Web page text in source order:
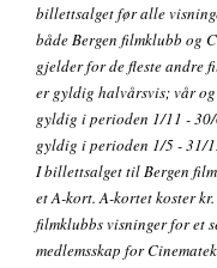
billettsalget før alle
både Bergen filmklubb og
gjelder for de fleste andre
er gyldig halvårsvis; vår
gyldig i perioden 1/11 -
gyldig i perioden 1/5 - 31/
I billettsalget til Bergen
et A-kort. A-kortet koster
filmklubbs visninger for et
medlemsskap for